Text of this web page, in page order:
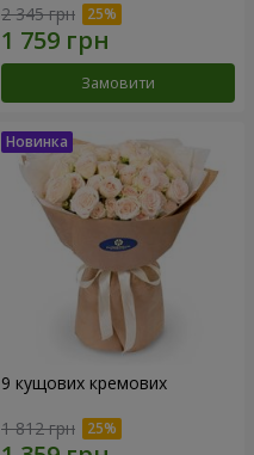
2 345 грн
Замовити
9 кущових кремових
1 812 грн